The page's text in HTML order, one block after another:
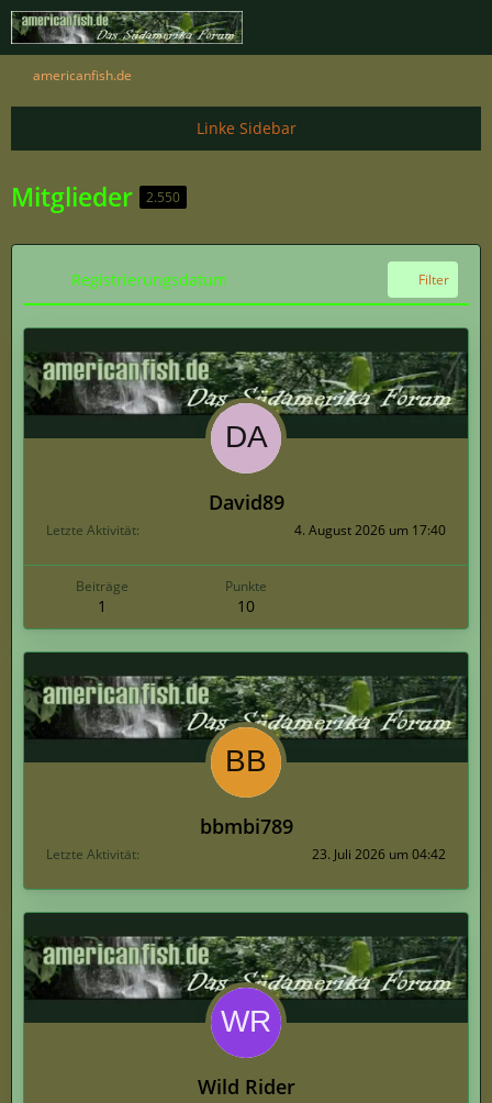
americanfish.de
Mitglieder 2.550
Registrierungsdatum Filter
David89
Letzte Aktivität 4. August 2026 um 17:40
Beiträge
1
Punkte
10
bbmbi789
Letzte Aktivität 23. Juli 2026 um 04:42
Wild Rider